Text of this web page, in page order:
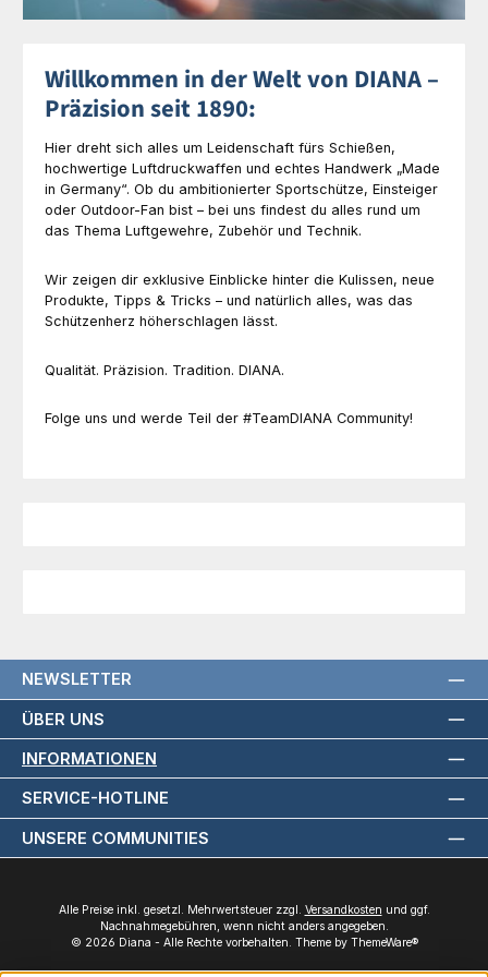
Willkommen in der Welt von DIANA –
Präzision seit 1890:
Hier dreht sich alles um Leidenschaft fürs Schießen,
hochwertige Luftdruckwaffen und echtes Handwerk „Made
in Germany“. Ob du ambitionierter Sportschütze, Einsteiger
oder Outdoor-Fan bist – bei uns findest du alles rund um
das Thema Luftgewehre, Zubehör und Technik.
Wir zeigen dir exklusive Einblicke hinter die Kulissen, neue
Produkte, Tipps & Tricks – und natürlich alles, was das
Schützenherz höherschlagen lässt.
Qualität. Präzision. Tradition. DIANA.
Folge uns und werde Teil der #TeamDIANA Community!
NEWSLETTER
ÜBER UNS
INFORMATIONEN
SERVICE-HOTLINE
UNSERE COMMUNITIES
Alle Preise inkl. gesetzl. Mehrwertsteuer zzgl. Versandkosten und ggf.
Nachnahmegebühren, wenn nicht anders angegeben.
© 2026 Diana - Alle Rechte vorbehalten. Theme by ThemeWare®